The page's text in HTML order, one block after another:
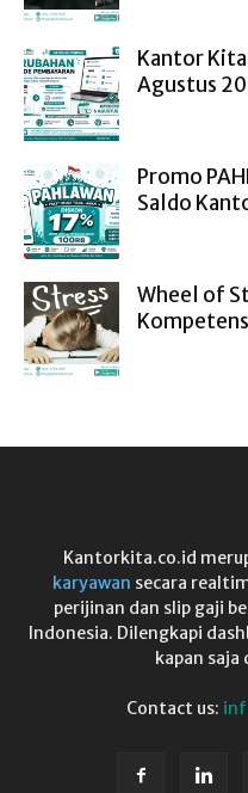
Kantor
Agustus
Promo
Saldo
Wheel of
Kantorkita.co.id
karyawan secara
perijinan dan slip gaji
Indonesia. Dilengkapi
kapan saja
Contact us: